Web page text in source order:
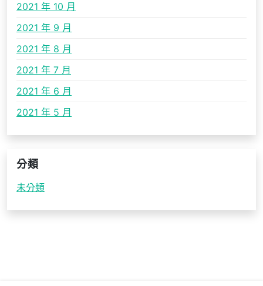
2021 年 10 月
2021 年 9 月
2021 年 8 月
2021 年 7 月
2021 年 6 月
2021 年 5 月
分類
未分類